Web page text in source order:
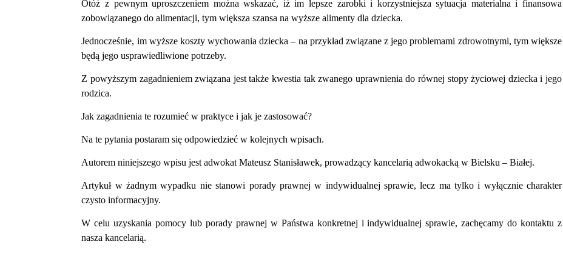
Otóż z pewnym uproszczeniem można wskazać, iż im lepsze zarobki i korzystniejsza sytuacja materialna i finansowa
zobowiązanego do alimentacji, tym większa szansa na wyższe alimenty dla dziecka.
Jednocześnie, im wyższe koszty wychowania dziecka – na przykład związane z jego problemami zdrowotnymi, tym większe
będą jego usprawiedliwione potrzeby.
Z powyższym zagadnieniem związana jest także kwestia tak zwanego uprawnienia do równej stopy życiowej dziecka i jego
rodzica.
Jak zagadnienia te rozumieć w praktyce i jak je zastosować?
Na te pytania postaram się odpowiedzieć w kolejnych wpisach.
Autorem niniejszego wpisu jest adwokat Mateusz Stanisławek, prowadzący kancelarią adwokacką w Bielsku – Białej.
Artykuł w żadnym wypadku nie stanowi porady prawnej w indywidualnej sprawie, lecz ma tylko i wyłącznie charakter
czysto informacyjny.
W celu uzyskania pomocy lub porady prawnej w Państwa konkretnej i indywidualnej sprawie, zachęcamy do kontaktu z
nasza kancelarią.